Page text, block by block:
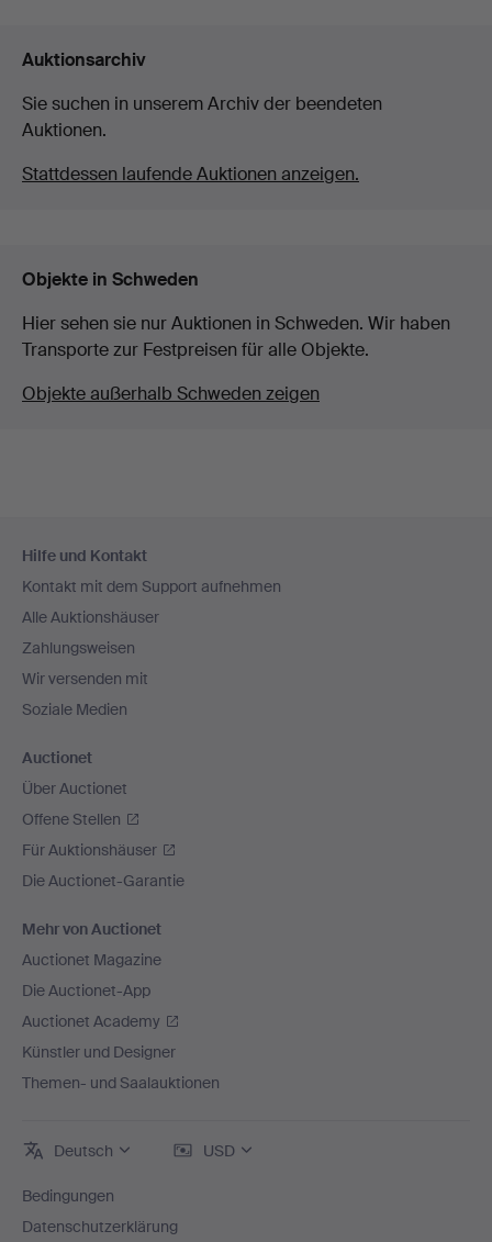
Auktionsarchiv
Sie suchen in unserem Archiv der beendeten
Auktionen.
Stattdessen laufende Auktionen anzeigen.
Objekte in Schweden
Hier sehen sie nur Auktionen in Schweden. Wir haben
Transporte zur Festpreisen für alle Objekte.
Objekte außerhalb Schweden zeigen
Navigation
Hilfe und Kontakt
Kontakt mit dem Support aufnehmen
Alle Auktionshäuser
Zahlungsweisen
Wir versenden mit
Soziale Medien
Auctionet
Über Auctionet
Offene Stellen
Für Auktionshäuser
Die Auctionet-Garantie
Mehr von Auctionet
Auctionet Magazine
Die Auctionet-App
Auctionet Academy
Künstler und Designer
Themen- und Saalauktionen
Deutsch USD
Bedingungen
Datenschutzerklärung